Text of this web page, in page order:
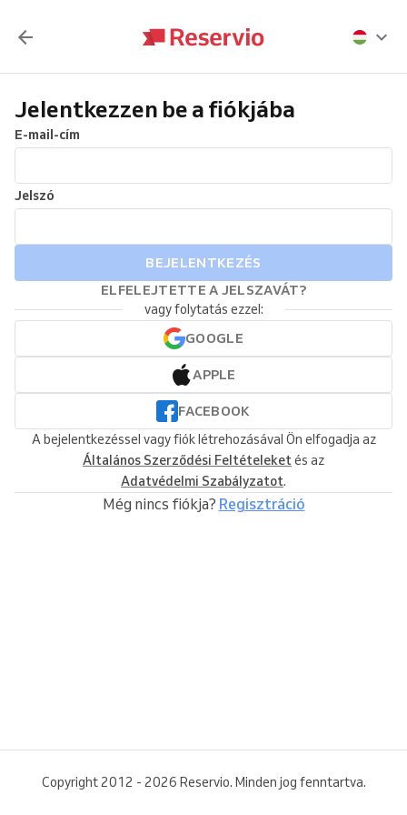
Jelentkezzen be a fiókjába
E-mail-cím
Jelszó
BEJELENTKEZÉS
ELFELEJTETTE A JELSZAVÁT?
vagy folytatás ezzel:
GOOGLE
APPLE
FACEBOOK
A bejelentkezéssel vagy fiók létrehozásával Ön elfogadja az
Általános Szerződési Feltételeketés az
Adatvédelmi Szabályzatot.
Még nincs fiókja? Regisztráció
Copyright 2012 - 2026 Reservio. Minden jog fenntartva.